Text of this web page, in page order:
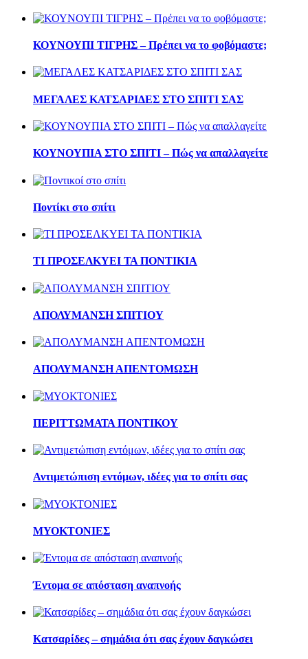
ΚΟΥΝΟΥΠΙ ΤΙΓΡΗΣ – Πρέπει να το φοβόμαστε;
ΜΕΓΑΛΕΣ ΚΑΤΣΑΡΙΔΕΣ ΣΤΟ ΣΠΙΤΙ ΣΑΣ
ΚΟΥΝΟΥΠΙΑ ΣΤΟ ΣΠΙΤΙ – Πώς να απαλλαγείτε
Ποντίκι στο σπίτι
ΤΙ ΠΡΟΣΕΛΚΥΕΙ ΤΑ ΠΟΝΤΙΚΙΑ
ΑΠΟΛΥΜΑΝΣΗ ΣΠΙΤΙΟΥ
ΑΠΟΛΥΜΑΝΣΗ ΑΠΕΝΤΟΜΩΣΗ
ΠΕΡΙΤΤΩΜΑΤΑ ΠΟΝΤΙΚΟΥ
Αντιμετώπιση εντόμων, ιδέες για το σπίτι σας
ΜΥΟΚΤΟΝΙΕΣ
Έντομα σε απόσταση αναπνοής
Κατσαρίδες – σημάδια ότι σας έχουν δαγκώσει